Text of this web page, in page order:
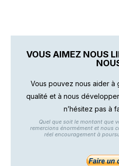
VOUS AIMEZ NOUS
Vous pouvez nous aider à
qualité et à nous
n’hésitez pas à
Quel que soit le montant que
remercions énormément et nous
réel encouragement à